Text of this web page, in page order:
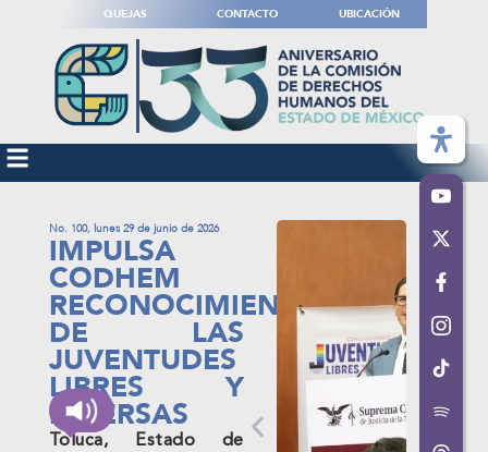
QUEJAS CONTACTO UBICACIÓN
No. 100, lunes 29 de junio de 2026
IMPULSA
CODHEM
RECONOCIMIENTO
DE LAS
JUVENTUDES
LIBRES Y
DIVERSAS
Toluca, Estado de